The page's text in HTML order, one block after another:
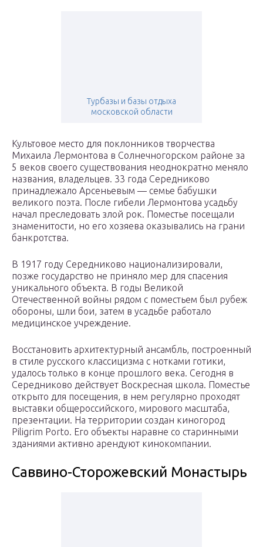
Турбазы и базы отдыха
московской области
Культовое место для поклонников творчества
Михаила Лермонтова в Солнечногорском районе за
5 веков своего существования неоднократно меняло
названия, владельцев. 33 года Середниково
принадлежало Арсеньевым — семье бабушки
великого поэта. После гибели Лермонтова усадьбу
начал преследовать злой рок. Поместье посещали
знаменитости, но его хозяева оказывались на грани
банкротства.
В 1917 году Середниково национализировали,
позже государство не приняло мер для спасения
уникального объекта. В годы Великой
Отечественной войны рядом с поместьем был рубеж
обороны, шли бои, затем в усадьбе работало
медицинское учреждение.
Восстановить архитектурный ансамбль, построенный
в стиле русского классицизма с нотками готики,
удалось только в конце прошлого века. Сегодня в
Середниково действует Воскресная школа. Поместье
открыто для посещения, в нем регулярно проходят
выставки общероссийского, мирового масштаба,
презентации. На территории создан киногород
Piligrim Porto. Его объекты наравне со старинными
зданиями активно арендуют кинокомпании.
Саввино-Сторожевский Монастырь